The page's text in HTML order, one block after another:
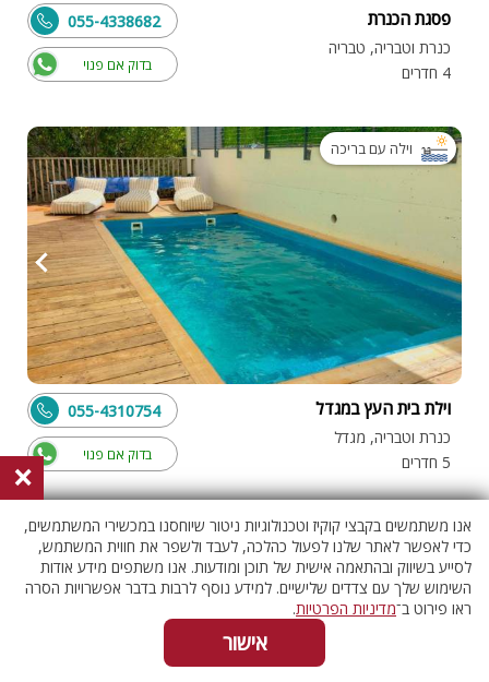
פסגת הכנרת
כנרת וטבריה, טבריה
4 חדרים
בדוק אם פנוי
055-4338682
וילה עם בריכה
וילת בית העץ במגדל
כנרת וטבריה, מגדל
5 חדרים
בדוק אם פנוי
055-4310754
וילה עם בריכה
×
אנו משתמשים בקבצי קוקיז וטכנולוגיות ניטור שיוחסנו במכשירי המשתמשים,
כדי לאפשר לאתר שלנו לפעול כהלכה, לעבד ולשפר את חווית המשתמש,
לסייע בשיווק ובהתאמה אישית של תוכן ומודעות. אנו משתפים מידע אודות
השימוש שלך עם צדדים שלישיים. למידע נוסף לרבות בדבר אפשרויות הסרה
ראו פירוט ב־מדיניות הפרטיות.
אישור